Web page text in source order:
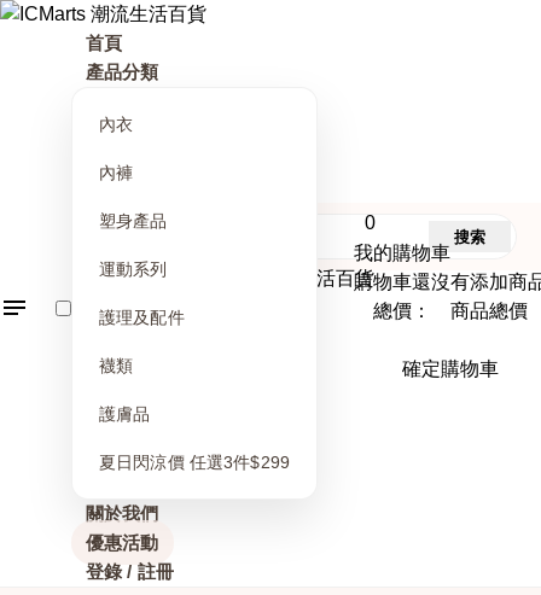
首頁
產品分類
內衣
內褲
塑身產品
運動系列
護理及配件
襪類
護膚品
夏日閃涼價 任選3件$299
關於我們
優惠活動
登錄 / 註冊
0
我的購物車
購物車還沒有添加商
總價： 商品總價
確定購物車
搜索